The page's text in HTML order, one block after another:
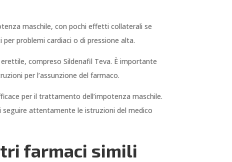
maschile, con pochi effetti collaterali se
problemi cardiaci o di pressione alta.
compreso Sildenafil Teva. È importante
per l’assunzione del farmaco.
per il trattamento dell’impotenza maschile.
attentamente le istruzioni del medico
farmaci simili